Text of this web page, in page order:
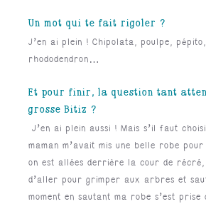
Un mot qui te fait rigoler ?
J’en ai plein ! Chipolata, poulpe,
rhododendron…
Et pour finir, la question tant
grosse Bitiz ?
J’en ai plein aussi ! Mais s’il faut
maman m’avait mis une belle robe
on est allées derrière la cour de
d’aller pour grimper aux arbres et
moment en sautant ma robe s’est